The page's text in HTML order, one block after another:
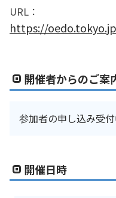
URL：
https://
開催者からのご案
参加者の申し込み受
開催日時